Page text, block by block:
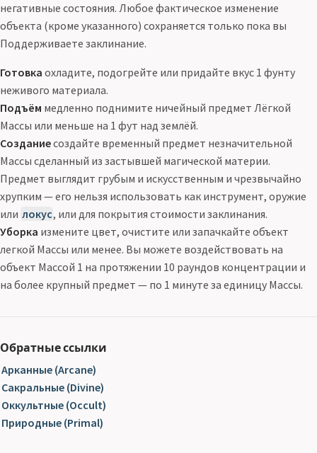
негативные состояния. Любое фактическое изменение
объекта (кроме указанного) сохраняется только пока вы
Поддерживаете заклинание.
Готовка охладите, подогрейте или придайте вкус 1 фунту
неживого материала.
Подъём медленно поднимите ничейный предмет Лёгкой
Массы или меньше на 1 фут над землёй.
Созданиесоздайте временный предмет незначительной
Массы сделанный из застывшей магической материи.
Предмет выглядит грубым и искусственным и чрезвычайно
хрупким — его нельзя использовать как инструмент, оружие
или локус, или для покрытия стоимости заклинания.
Уборка измените цвет, очистите или запачкайте объект
легкой Массы или менее. Вы можете воздействовать на
объект Массой 1 на протяжении 10 раундов концентрации и
на более крупный предмет — по 1 минуте за единицу Массы.
Обратные ссылки
Арканные (Arcane)
Сакральные (Divine)
Оккультные (Occult)
Природные (Primal)